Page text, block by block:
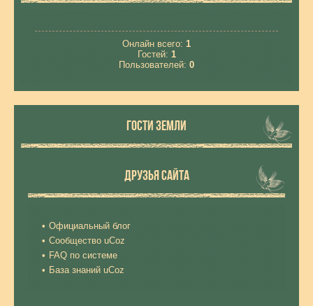
Онлайн всего: 1
Гостей: 1
Пользователей: 0
ГОСТИ ЗЕМЛИ
ДРУЗЬЯ САЙТА
Официальный блог
Сообщество uCoz
FAQ по системе
База знаний uCoz